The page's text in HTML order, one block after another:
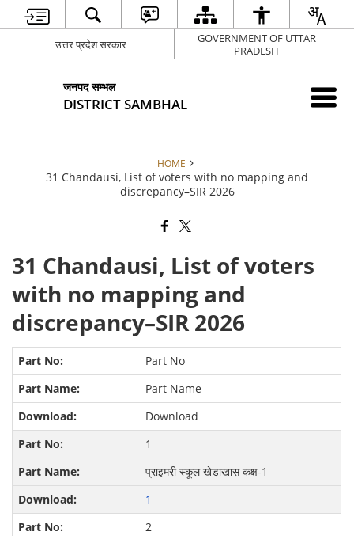
उत्तर प्रदेश सरकार
GOVERNMENT OF UTTAR
PRADESH
जनपद सम्भल
DISTRICT SAMBHAL
HOME
31 Chandausi, List of voters with no mapping and
discrepancy–SIR 2026
31 Chandausi, List of voters
with no mapping and
discrepancy–SIR 2026
Part No
Part Name
Download
1
प्राइमरी स्कूल खेडाखास कक्ष-1
1
2